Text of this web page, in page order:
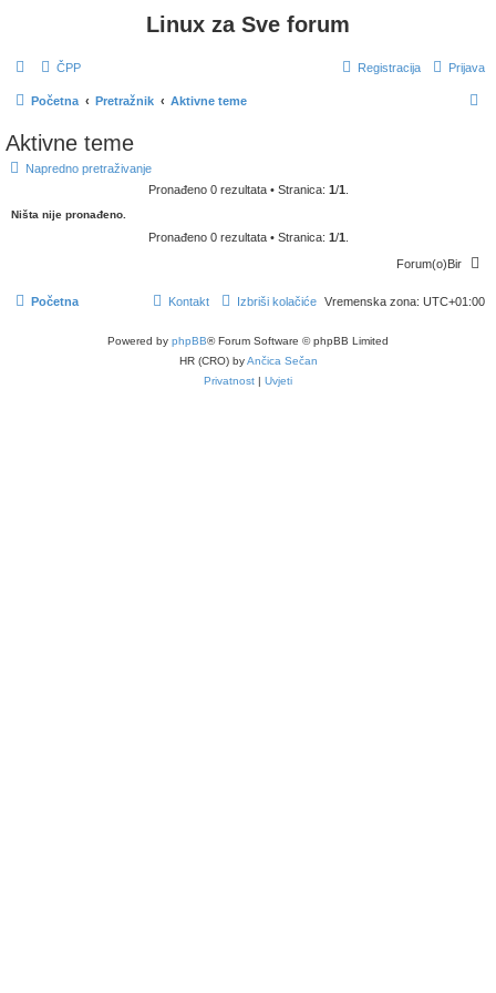
Linux za Sve forum
ČPP Prijava
Registracija
Početna Pretražnik Aktivne teme
Aktivne teme
Napredno pretraživanje
Pronađeno 0 rezultata • Stranica: 1/1
Ništa nije pronađeno.
Pronađeno 0 rezultata • Stranica: 1/1
Forum(o)Bir
Početna Vremenska zona: UTC+01:00
Izbriši kolačiće
Kontakt
Powered by phpBB® Forum Software © phpBB Limited
HR (CRO) byAnčica Sečan
Privatnost | Uvjeti